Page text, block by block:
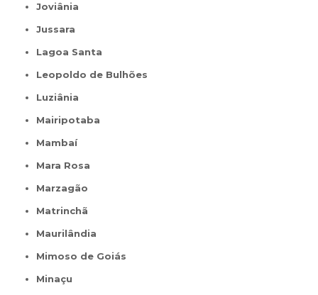
Joviânia
Jussara
Lagoa Santa
Leopoldo de Bulhões
Luziânia
Mairipotaba
Mambaí
Mara Rosa
Marzagão
Matrinchã
Maurilândia
Mimoso de Goiás
Minaçu